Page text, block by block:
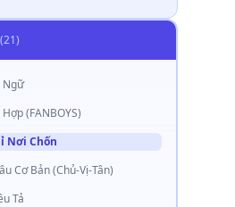
(21)
Ngữ
(FANBOYS)
Nơi Chốn
Cơ Bản (Chủ-Vị-Tân)
Tả